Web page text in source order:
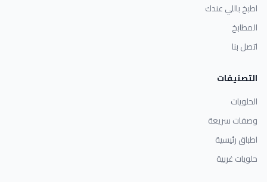
اطبخ باللي عندك
المطابخ
اتصل بنا
التصنيفات
الحلويات
وصفات سريعة
اطباق رئيسية
حلويات غربية